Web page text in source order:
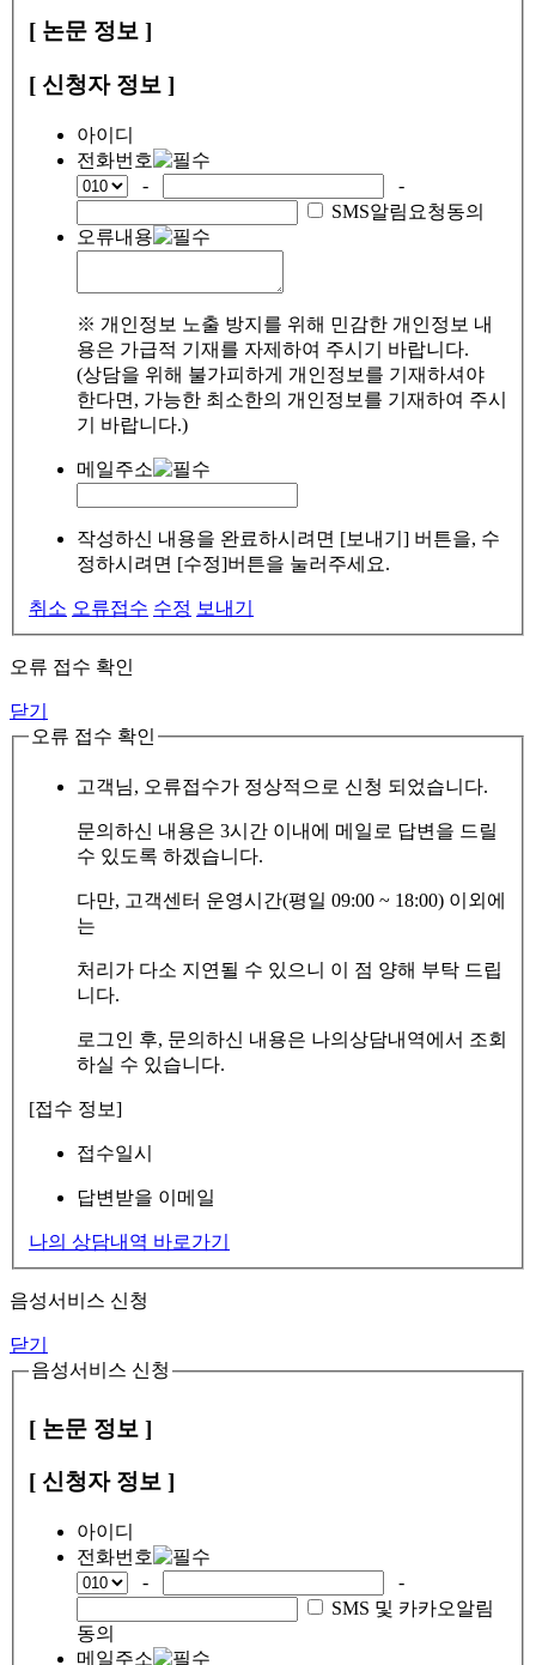
[ 논문 정보 ]
[ 신청자 정보 ]
아이디
전화번호
-
-
SMS알림요청동의
오류내용
※ 개인정보 노출 방지를 위해 민감한 개인정보 내
용은 가급적 기재를 자제하여 주시기 바랍니다.
(상담을 위해 불가피하게 개인정보를 기재하셔야
한다면, 가능한 최소한의 개인정보를 기재하여 주시
기 바랍니다.)
메일주소
작성하신 내용을 완료하시려면 [보내기] 버튼을, 수
정하시려면 [수정]버튼을 눌러주세요.
취소 오류접수 수정 보내기
오류 접수 확인
닫기
오류 접수 확인
고객님, 오류접수가 정상적으로 신청 되었습니다.
문의하신 내용은 3시간 이내에 메일로 답변을 드릴
수 있도록 하겠습니다.
다만, 고객센터 운영시간(평일 09:00 ~ 18:00) 이외에
는
처리가 다소 지연될 수 있으니 이 점 양해 부탁 드립
니다.
로그인 후, 문의하신 내용은 나의상담내역에서 조회
하실 수 있습니다.
[접수 정보]
접수일시
답변받을 이메일
나의 상담내역 바로가기
음성서비스 신청
닫기
음성서비스 신청
[ 논문 정보 ]
[ 신청자 정보 ]
아이디
전화번호
-
-
SMS 및 카카오알림
동의
메일주소